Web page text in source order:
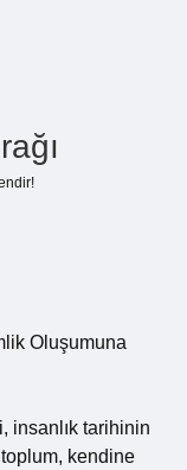
Oluşumuna
insanlık tarihinin
kendine